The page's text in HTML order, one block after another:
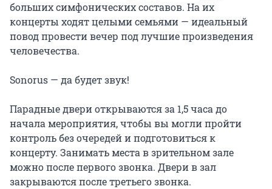
больших симфонических составов. На их
концерты ходят целыми семьями — идеальный
повод провести вечер под лучшие произведения
человечества.
Sonorus — да будет звук!
Парадные двери открываются за 1,5 часа до
начала мероприятия, чтобы вы могли пройти
контроль без очередей и подготовиться к
концерту. Занимать места в зрительном зале
можно после первого звонка. Двери в зал
закрываются после третьего звонка.